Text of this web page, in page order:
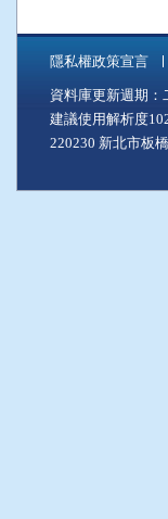
隱私權政策宣言
資料庫更新週期：
建議使用解析度
220230 新北市板